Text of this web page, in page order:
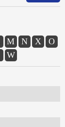
M N X
O
W